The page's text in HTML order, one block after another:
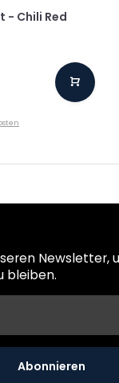
- Chili Red
Newsletter,
bleiben.
Abonnieren